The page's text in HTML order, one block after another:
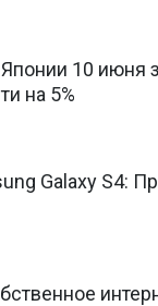
10 июня
на 5%
Galaxy S4: